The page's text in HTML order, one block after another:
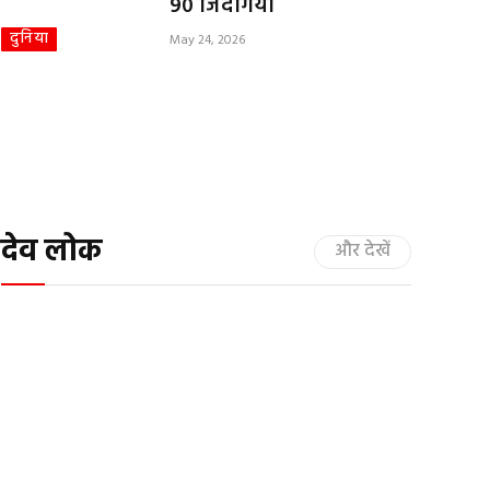
दुनिया
90 जिंदगियां
May 24, 2026
देव लोक और देखें